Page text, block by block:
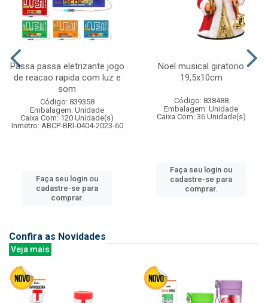
Passa passa eletrizante jogo
de reacao rapida com luz e
som
Código: 839358
Embalagem: Unidade
Caixa Com: 120 Unidade(s)
Inmetro: ABCP-BRI-0404-2023-60
Faça seu login ou
cadastre-se para
comprar.
Noel musical giratorio
19,5x10cm
Código: 838488
Embalagem: Unidade
Caixa Com: 36 Unidade(s)
Faça seu login ou
cadastre-se para
comprar.
Confira as Novidades
Veja mais